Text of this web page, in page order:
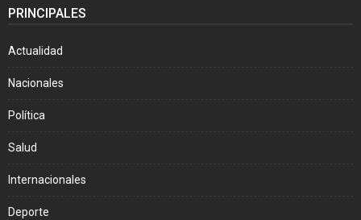
PRINCIPALES
Actualidad
Nacionales
Política
Salud
Internacionales
Deporte